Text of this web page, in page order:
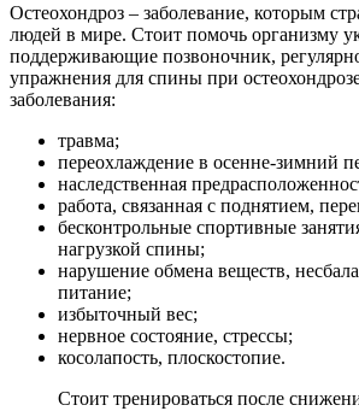
Остеохондроз – заболевание, которым
людей в мире. Стоит помочь организму
поддерживающие позвоночник,
упражнения для спины при
заболевания:
травма;
переохлаждение в осенне-зимний
наследственная
работа, связанная с поднятием,
бесконтрольные спортивные
нагрузкой спины;
нарушение обмена веществ,
питание;
избыточный вес;
нервное состояние, стрессы;
косолапость, плоскостопие.
Стоит тренироваться после